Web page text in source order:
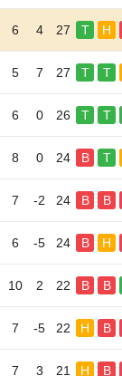
6 4 27 T H
5 7 27 T T
6 0 26 T T
8 0 24 B T
7 -2 24 B B
6 -5 24 B H
10 2 22 B B
7 -5 22 H B
7 3 21 H B